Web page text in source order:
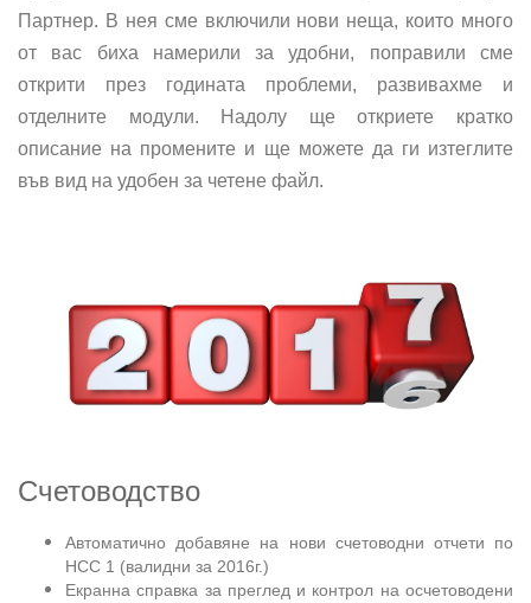
Партнер. В нея сме включили нови неща, които много
от вас биха намерили за удобни, поправили сме
открити през годината проблеми, развивахме и
отделните модули. Надолу ще откриете кратко
описание на промените и ще можете да ги изтеглите
във вид на удобен за четене файл.
Счетоводство
Автоматично добавяне на нови счетоводни отчети по
НСС 1 (валидни за 2016г.)
Екранна справка за преглед и контрол на осчетоводени